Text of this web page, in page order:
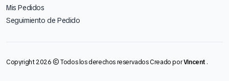
Mis Pedidos
Seguimiento de Pedido
Copyright 2026 © Todos los derechos reservados Creado porVincent .